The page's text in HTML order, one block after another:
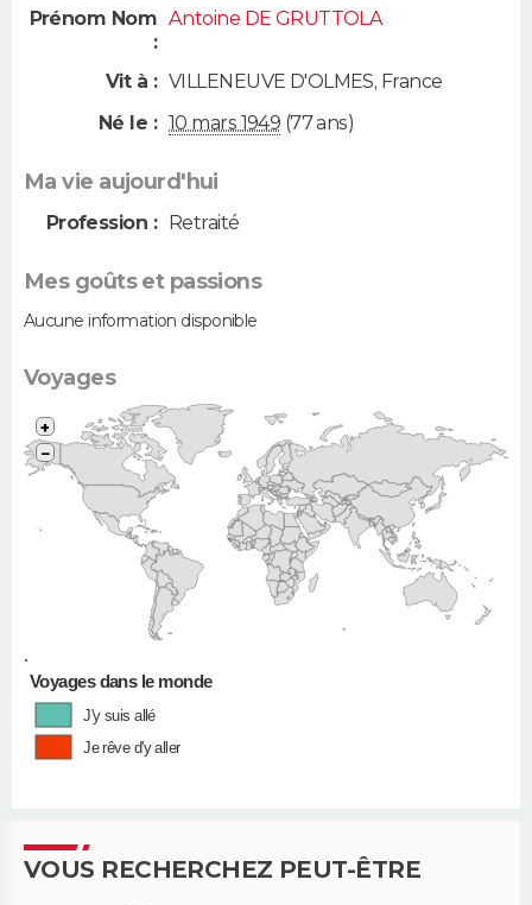
Prénom Nom
:
Antoine DE GRUTTOLA
Vit à : VILLENEUVE D'OLMES, France
Né le : 10 mars 1949 (77 ans)
Ma vie aujourd'hui
Profession : Retraité
Mes goûts et passions
Aucune information disponible
Voyages
•
+
−
Voyages dans le monde
J'y suis allé
Je rêve d'y aller
VOUS RECHERCHEZ PEUT-ÊTRE